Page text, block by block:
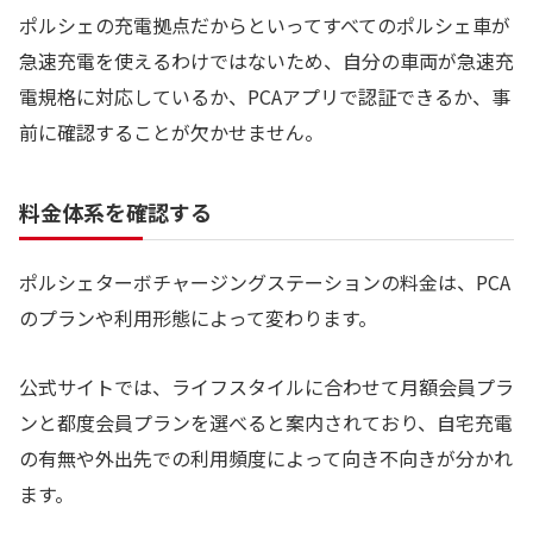
ポルシェの充電拠点だからといってすべてのポルシェ車が
急速充電を使えるわけではないため、自分の車両が急速充
電規格に対応しているか、PCAアプリで認証できるか、事
前に確認することが欠かせません。
料金体系を確認する
ポルシェターボチャージングステーションの料金は、PCA
のプランや利用形態によって変わります。
公式サイトでは、ライフスタイルに合わせて月額会員プラ
ンと都度会員プランを選べると案内されており、自宅充電
の有無や外出先での利用頻度によって向き不向きが分かれ
ます。